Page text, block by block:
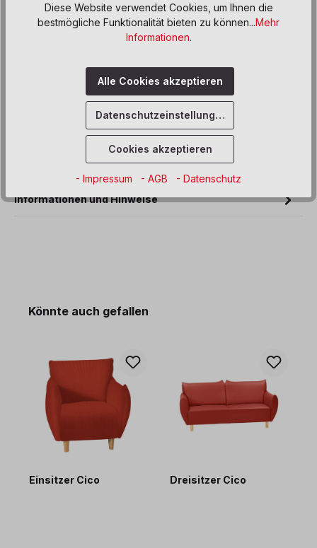
Sofort verfügbar, Lieferzeit: 8-12 Wochen
Pfiffig, jung und dabei urgemütlich sind die Cico-Sofas und -
Sessel. Die Polstermöbel bieten den Komfort, den man sich
Produktdaten
Informationen und Hinweise
Produktgalerie überspringen
Könnte auch gefallen
Einsitzer Cico Dreisitzer Cico
Diese Website verwendet Cookies, um Ihnen die
bestmögliche Funktionalität bieten zu können...Mehr
Informationen.
Alle Cookies akzeptieren
Datenschutzeinstellungen
Cookies akzeptieren
- Impressum - AGB - Datenschutz